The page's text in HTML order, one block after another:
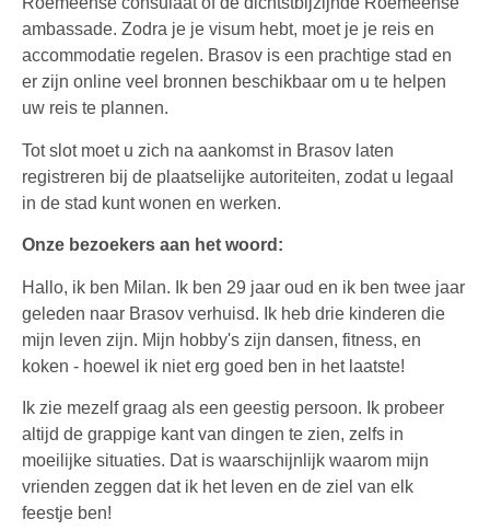
ambassade. Zodra je je visum hebt, moet je je reis en
accommodatie regelen. Brasov is een prachtige stad en
er zijn online veel bronnen beschikbaar om u te helpen
uw reis te plannen.
Tot slot moet u zich na aankomst in Brasov laten
registreren bij de plaatselijke autoriteiten, zodat u legaal
in de stad kunt wonen en werken.
Onze bezoekers aan het woord:
Hallo, ik ben Milan. Ik ben 29 jaar oud en ik ben twee jaar
geleden naar Brasov verhuisd. Ik heb drie kinderen die
mijn leven zijn. Mijn hobby's zijn dansen, fitness, en
koken - hoewel ik niet erg goed ben in het laatste!
Ik zie mezelf graag als een geestig persoon. Ik probeer
altijd de grappige kant van dingen te zien, zelfs in
moeilijke situaties. Dat is waarschijnlijk waarom mijn
vrienden zeggen dat ik het leven en de ziel van elk
feestje ben!